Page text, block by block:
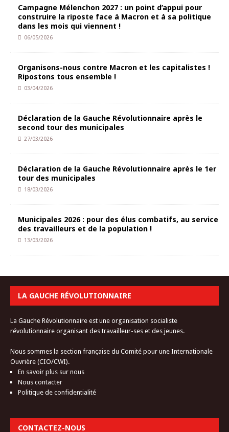
Campagne Mélenchon 2027 : un point d’appui pour
construire la riposte face à Macron et à sa politique
dans les mois qui viennent !
06/05/2026
Organisons-nous contre Macron et les capitalistes !
Ripostons tous ensemble !
03/04/2026
Déclaration de la Gauche Révolutionnaire après le
second tour des municipales
27/03/2026
Déclaration de la Gauche Révolutionnaire après le 1er
tour des municipales
18/03/2026
Municipales 2026 : pour des élus combatifs, au service
des travailleurs et de la population !
13/03/2026
LA GAUCHE RÉVOLUTIONNAIRE
La Gauche Révolutionnaire est une organisation socialiste
révolutionnaire organisant des travailleur-ses et des jeunes.
Nous sommes la section française du Comité pour une Internationale
Ouvrière (CIO/CWI).
En savoir plus sur nous
Nous contacter
Politique de confidentialité
CONTACTEZ-NOUS